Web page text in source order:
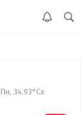
34.93°Сх